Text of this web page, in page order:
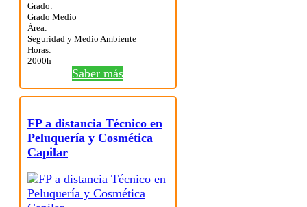
Grado:
Grado Medio
Área:
Seguridad y Medio Ambiente
Horas:
2000h
Saber más
FP a distancia Técnico en
Peluquería y Cosmética
Capilar